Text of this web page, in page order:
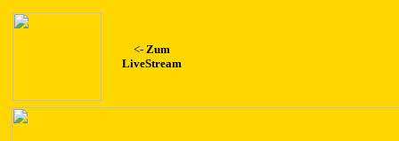
<- Zum
LiveStream